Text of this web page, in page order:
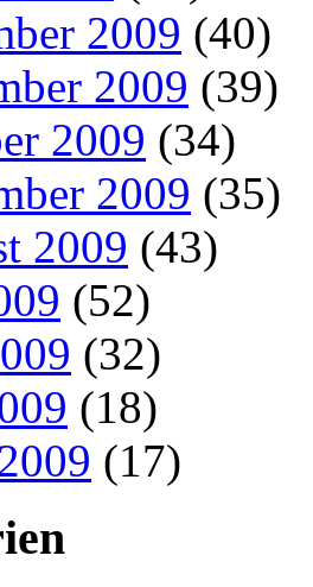
2009 (40)
2009 (39)
2009 (34)
2009 (35)
2009 (43)
(52)
(32)
(18)
(17)